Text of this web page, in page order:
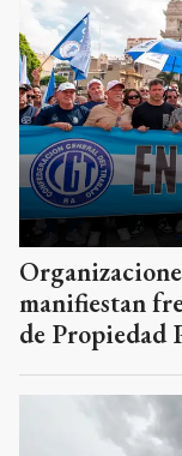
manifiestan
de Propiedad